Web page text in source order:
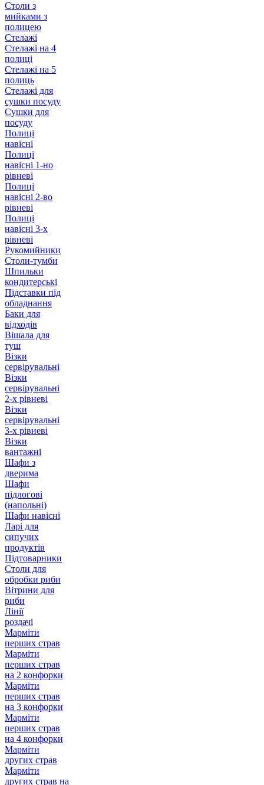
Столи з
мийками з
полицею
Стелажі
Стелажі на 4
полиці
Стелажі на 5
полиць
Стелажі для
сушки посуду
Сушки для
посуду
Полиці
навісні
Полиці
навісні 1-но
рівневі
Полиці
навісні 2-во
рівневі
Полиці
навісні 3-х
рівневі
Рукомийники
Столи-тумби
Шпильки
кондитерські
Підставки під
обладнання
Баки для
відходів
Вішала для
туш
Візки
сервірувальні
Візки
сервірувальні
2-х рівневі
Візки
сервірувальні
3-х рівневі
Візки
вантажні
Шафи з
дверима
Шафи
підлогові
(напольні)
Шафи навісні
Ларі для
сипучих
продуктів
Підтоварники
Столи для
обробки риби
Вітрини для
риби
Лінії
роздачі
Марміти
перших страв
Марміти
перших страв
на 2 конфорки
Марміти
перших страв
на 3 конфорки
Марміти
перших страв
на 4 конфорки
Марміти
других страв
Марміти
других страв на